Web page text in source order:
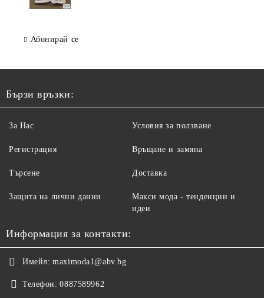
Абонирай се
Бързи връзки:
За Нас
Регистрация
Търсене
Защита на лични данни
Условия за ползване
Връщане и замяна
Доставка
Макси мода - тенденции и
идеи
Информация за контакти:
Имейл: maximoda1@abv.bg
Телефон: 0887589962